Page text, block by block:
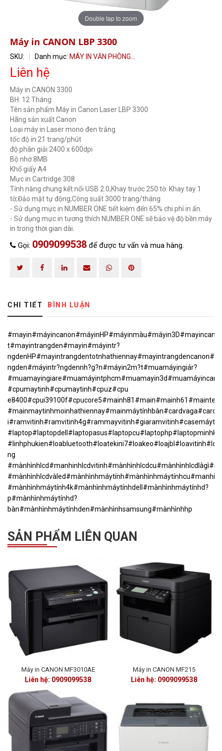
Double tap to zoom
Máy in CANON LBP 3300
SKU: Danh mục: MÁY IN VĂN PHÒNG...
Liên hệ
Máy in CANON 3300
BH: 12 Tháng
Tên sản phẩm Máy in Canon Laser LBP 3300
Hãng sản xuất Canon
Loại máy in Laser mono đen trắng
tốc độ in 21 trang/phút
độ phân giải 2400 x 600dpi
Bộ nhớ 8MB
Khổ giấy A4
Mực in Cartridge 308
Tính năng chung kết nối USB 2.0,Khay trước 250 tờ. Khay tay 1
tờ;Đảo mặt tự động;Công suất 3000 trang/tháng
- Sử dụng mực in NUMBER ONE tiết kiệm đến 65% chi phí in ấn.
- Sử dụng mực in tương thích NUMBER ONE sẽ bảo vệ độ bền máy
in trong thời gian dài.
Gọi: 0909099538 để được tư vấn và mua hàng.
CHI TIẾT BÌNH LUẬN
t#mayintrangden#mayin#máyintr?
ngden#máyintr?ngdennh?g?n#máyin2m?t#muamáyingiár?
#cpumaytinh#cpumaytinh#cpuz#cpu
ng
#mànhìnhmáytính4k#mànhìnhmáytínhdell#mànhìnhmáytínhd?
p#mànhìnhmáytínhd?
bàn#mànhìnhmáytínhden#mànhìnhsamsung#mànhìnhhp
SẢN PHẨM LIÊN QUAN
Máy in CANON MF3010AE
Liên hệ: 0909099538
Máy in CANON MF215
Liên hệ: 0909099538
ĐĂNG KÝ TƯ VẤN MIỄN PHÍ
HOÀN THÀNH
0909099538